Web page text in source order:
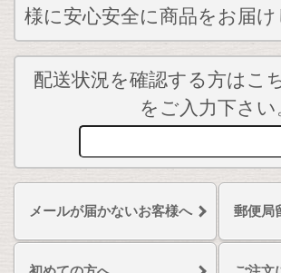
様に安心安全に商品をお届け
配送状況を確認する方はこ
をご入力下さい
メールが届かないお客様へ 郵便局